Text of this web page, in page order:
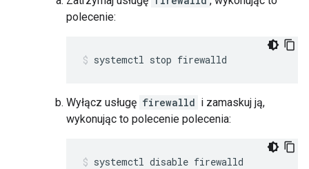
polecenie:
systemctl stop firewalld
Wyłącz usługę firewalld i zamaskuj ją,
wykonując to polecenie polecenia:
systemctl disable firewalld